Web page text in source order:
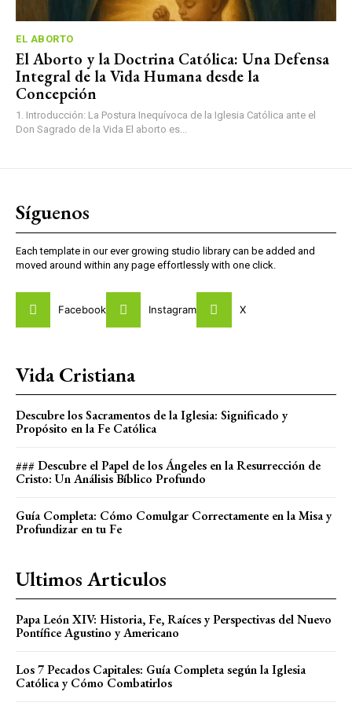
EL ABORTO
El Aborto y la Doctrina Católica: Una Defensa
Integral de la Vida Humana desde la
Concepción
1. Introducción: La Postura Inequívoca de la Iglesia Católica ante el
Don Sagrado de la Vida El aborto es...
Síguenos
Each template in our ever growing studio library can be added and
moved around within any page effortlessly with one click.
Facebook Instagram X
Vida Cristiana
Descubre los Sacramentos de la Iglesia: Significado y
Propósito en la Fe Católica
### Descubre el Papel de los Ángeles en la Resurrección de
Cristo: Un Análisis Bíblico Profundo
Guía Completa: Cómo Comulgar Correctamente en la Misa y
Profundizar en tu Fe
Ultimos Articulos
Papa León XIV: Historia, Fe, Raíces y Perspectivas del Nuevo
Pontífice Agustino y Americano
Los 7 Pecados Capitales: Guía Completa según la Iglesia
Católica y Cómo Combatirlos